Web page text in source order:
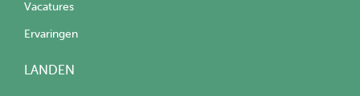
Vacatures
Ervaringen
LANDEN